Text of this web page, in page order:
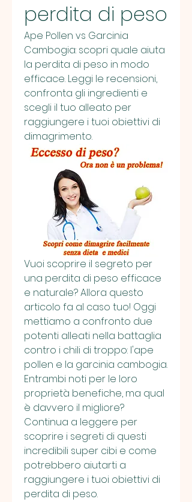
perdita di peso
Ape Pollen vs Garcinia
Cambogia: scopri quale aiuta
la perdita di peso in modo
efficace. Leggi le recensioni,
confronta gli ingredienti e
scegli il tuo alleato per
raggiungere i tuoi obiettivi di
dimagrimento.
Vuoi scoprire il segreto per
una perdita di peso efficace
e naturale? Allora questo
articolo fa al caso tuo! Oggi
mettiamo a confronto due
potenti alleati nella battaglia
contro i chili di troppo: l'ape
pollen e la garcinia cambogia.
Entrambi noti per le loro
proprietà benefiche, ma qual
è davvero il migliore?
Continua a leggere per
scoprire i segreti di questi
incredibili super cibi e come
potrebbero aiutarti a
raggiungere i tuoi obiettivi di
perdita di peso.